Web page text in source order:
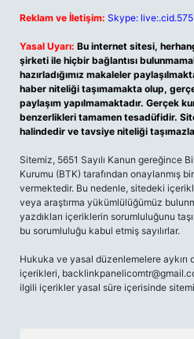
Reklam ve İletişim: Skype:
Yasal Uyarı: Bu internet sitesi,
şirketi ile hiçbir bağlantısı
hazırladığımız makaleler
haber niteliği taşımamakta olup,
paylaşım yapılmamaktadır. Gerçek
benzerlikleri tamamen tesadüfidir.
halindedir ve tavsiye niteliği
Sitemiz, 5651 Sayılı Kanun gereğince
Kurumu (BTK) tarafından onaylanmış
vermektedir. Bu nedenle, sitedeki
veya araştırma yükümlülüğümüz
yazdıkları içeriklerin sorumluluğunu
bu sorumluluğu kabul etmiş sayılırlar.
Hukuka ve yasal düzenlemelere aykırı
içerikleri,
ilgili içerikler yasal süre içerisinde